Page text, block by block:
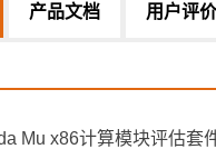
产品文档 用户评价
Mu x86计算模块评估套